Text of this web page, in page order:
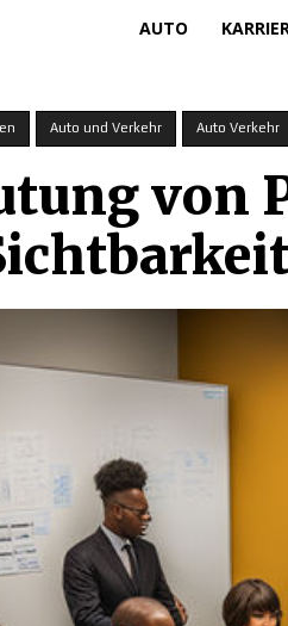
AUTO
Auto und Verkehr Auto Verkehr
von